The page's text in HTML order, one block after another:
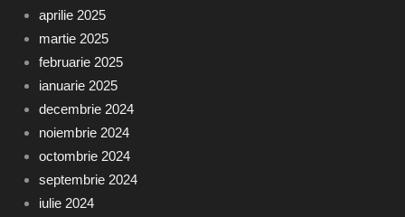
aprilie 2025
martie 2025
februarie 2025
ianuarie 2025
decembrie 2024
noiembrie 2024
octombrie 2024
septembrie 2024
iulie 2024